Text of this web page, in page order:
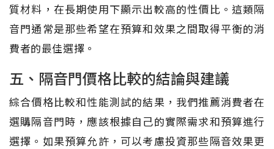
質材料，在長期使用下顯示出較高的性價比。這類隔
音門通常是那些希望在預算和效果之間取得平衡的消
費者的最佳選擇。
五、隔音門價格比較的結論與建議
綜合價格比較和性能測試的結果，我們推薦消費者在
選購隔音門時，應該根據自己的實際需求和預算進行
選擇。如果預算允許，可以考慮投資那些隔音效果更